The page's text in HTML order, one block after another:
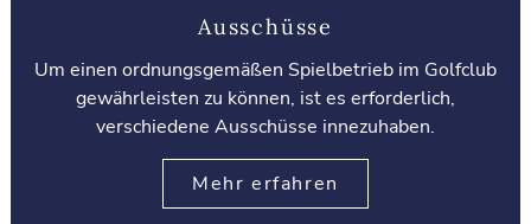
Ausschüsse
Um einen ordnungsgemäßen Spielbetrieb im Golfclub
gewährleisten zu können, ist es erforderlich,
verschiedene Ausschüsse innezuhaben.
Mehr erfahren